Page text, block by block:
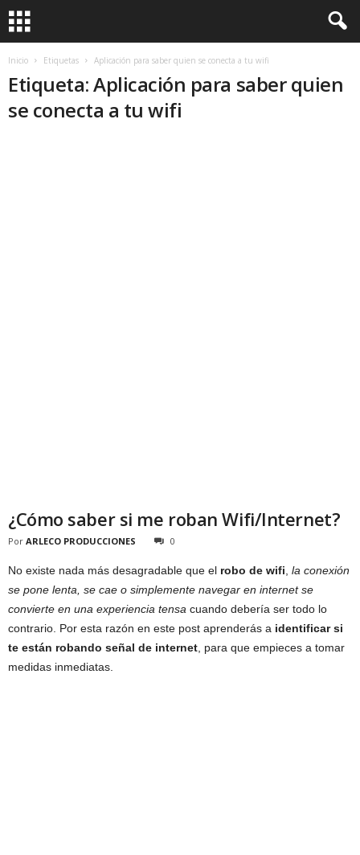
Inicio Etiquetas Aplicación para saber quien se conecta a tu wifi
Etiqueta: Aplicación para saber quien
se conecta a tu wifi
¿Cómo saber si me roban Wifi/Internet?
Por ARLECO PRODUCCIONES 0
No existe nada más desagradable que el robo de wifi la conexión
se pone lenta, se cae o simplemente navegar en internet se
convierte en una experiencia tensa cuando debería ser todo lo
contrario. Por esta razón en este post aprenderás a identificar si
te están robando señal de internet , para que empieces a tomar
medidas inmediatas.